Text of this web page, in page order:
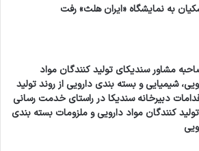
به نمایشگاه «ایران هلث» رفت
مشاور سندیکای تولید کنندگان مواد
شیمیایی و بسته بندی دارویی از روند تولید
دبیرخانه سندیکا در راستای خدمت رسانی
کنندگان مواد دارویی و ملزومات بسته بندی